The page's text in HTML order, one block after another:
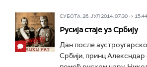
СУБОТА, 26. ЈУЛ 2014, 07:30 -> 15:44
Русија стаје уз Србију
Дан после
Србији, принц Алексндар